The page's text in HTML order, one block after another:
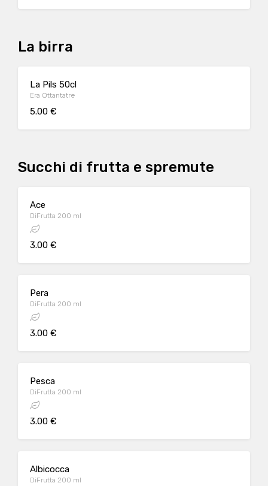
La birra
La Pils 50cl
Era Ottantatre
5.00 €
Succhi di frutta e spremute
Ace
DiFrutta 200 ml
3.00 €
Pera
DiFrutta 200 ml
3.00 €
Pesca
DiFrutta 200 ml
3.00 €
Albicocca
DiFrutta 200 ml